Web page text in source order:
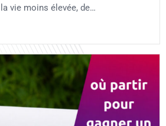
vie moins élevée, de…